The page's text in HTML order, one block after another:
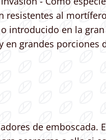
resistentes al
introducido en la
en grandes porciones
de emboscada.